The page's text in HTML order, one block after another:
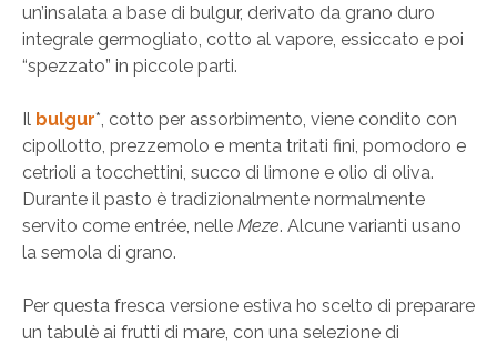
un’insalata a base di bulgur, derivato da grano duro
integrale germogliato, cotto al vapore, essiccato e poi
“spezzato” in piccole parti.
Il bulgur*, cotto per assorbimento, viene condito con
cipollotto, prezzemolo e menta tritati fini, pomodoro e
cetrioli a tocchettini, succo di limone e olio di oliva.
Durante il pasto è tradizionalmente normalmente
servito come entrée, nelle Meze. Alcune varianti usano
la semola di grano.
Per questa fresca versione estiva ho scelto di preparare
un tabulè ai frutti di mare, con una selezione di